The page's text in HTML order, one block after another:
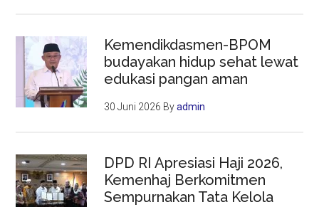
Kemendikdasmen-BPOM
budayakan hidup sehat lewat
edukasi pangan aman
30 Juni 2026 Byadmin
DPD RI Apresiasi Haji 2026,
Kemenhaj Berkomitmen
Sempurnakan Tata Kelola